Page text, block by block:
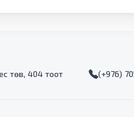
төв, 404 тоот (+976)